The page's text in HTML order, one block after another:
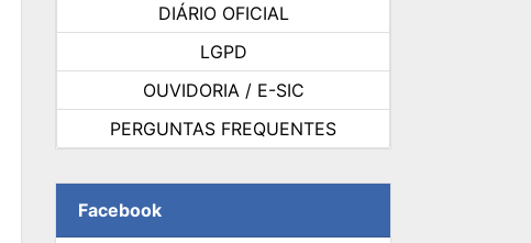
DIÁRIO OFICIAL
LGPD
OUVIDORIA / E-SIC
PERGUNTAS FREQUENTES
Facebook